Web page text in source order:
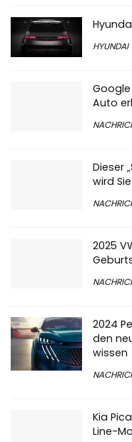
HYUNDAI
Auto
Dieser
wird
2025
2024
den
wissen
Kia
Line-